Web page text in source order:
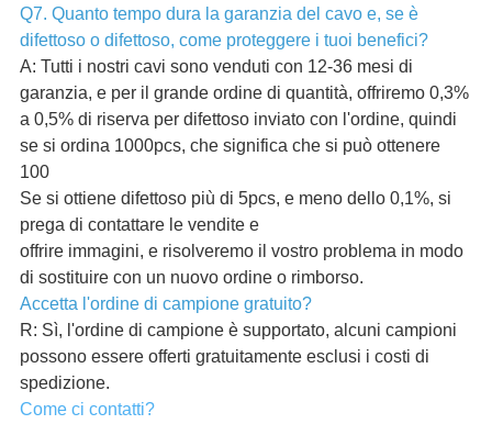
Q7. Quanto tempo dura la garanzia del cavo e, se è
difettoso o difettoso, come proteggere i tuoi benefici?
A: Tutti i nostri cavi sono venduti con 12-36 mesi di
garanzia, e per il grande ordine di quantità, offriremo 0,3%
a 0,5% di riserva per difettoso inviato con l'ordine, quindi
se si ordina 1000pcs, che significa che si può ottenere
100
Se si ottiene difettoso più di 5pcs, e meno dello 0,1%, si
prega di contattare le vendite e
offrire immagini, e risolveremo il vostro problema in modo
di sostituire con un nuovo ordine o rimborso.
Accetta l'ordine di campione gratuito?
R: Sì, l'ordine di campione è supportato, alcuni campioni
possono essere offerti gratuitamente esclusi i costi di
spedizione.
Come ci contatti?